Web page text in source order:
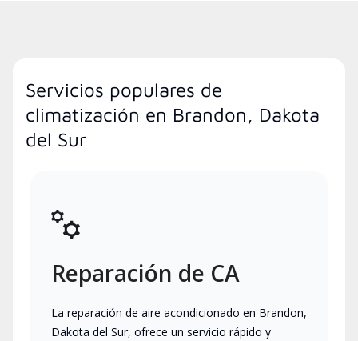
Servicios populares de
climatización en Brandon, Dakota
del Sur
Reparación de CA
La reparación de aire acondicionado en Brandon,
Dakota del Sur, ofrece un servicio rápido y